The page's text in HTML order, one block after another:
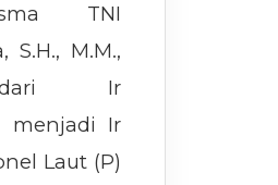
TNI
S.H., M.M.,
dari Ir
menjadi Ir
Laut (P)